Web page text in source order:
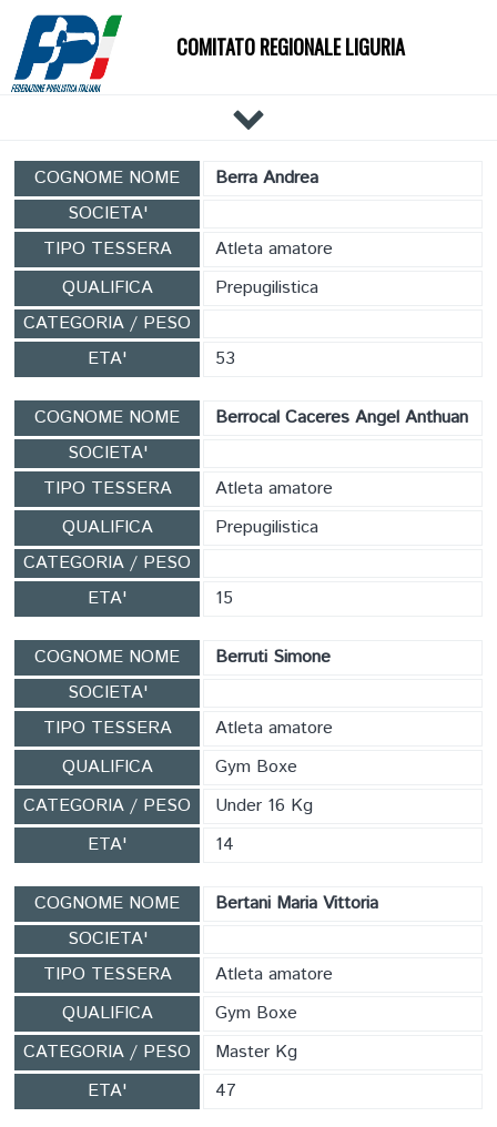
COMITATO REGIONALE LIGURIA
IL COMITATO
NEWS
PALESTRE
ATLETI
AFFILIAZIONE E TESSERAMENTO
CARTE FEDERALI
FORMAZIONE
COGNOME NOME
Berra Andrea
SOCIETA'
TIPO TESSERA
Atleta amatore
QUALIFICA
Prepugilistica
CATEGORIA / PESO
ETA'
53
COGNOME NOME
Berrocal Caceres Angel Anthuan
SOCIETA'
TIPO TESSERA
Atleta amatore
QUALIFICA
Prepugilistica
CATEGORIA / PESO
ETA'
15
COGNOME NOME
Berruti Simone
SOCIETA'
TIPO TESSERA
Atleta amatore
QUALIFICA
Gym Boxe
CATEGORIA / PESO
Under 16 Kg
ETA'
14
COGNOME NOME
Bertani Maria Vittoria
SOCIETA'
TIPO TESSERA
Atleta amatore
QUALIFICA
Gym Boxe
CATEGORIA / PESO
Master Kg
ETA'
47